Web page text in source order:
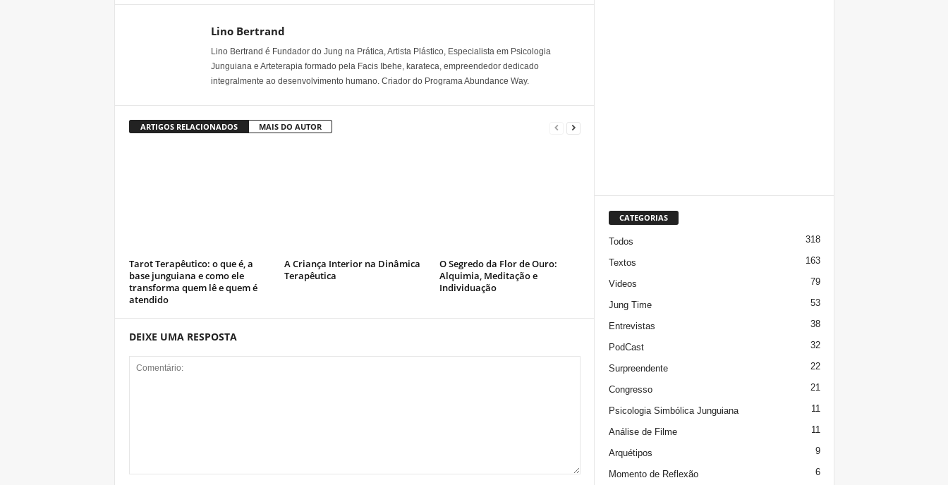
Lino Bertrand
Lino Bertrand é Fundador do Jung na Prática, Artista Plástico, Especialista em Psicologia
Junguiana e Arteterapia formado pela Facis Ibehe, karateca, empreendedor dedicado
integralmente ao desenvolvimento humano. Criador do Programa Abundance Way.
ARTIGOS RELACIONADOS MAIS DO AUTOR
Tarot Terapêutico: o que é, a
base junguiana e como ele
transforma quem lê e quem é
atendido
A Criança Interior na Dinâmica
Terapêutica
O Segredo da Flor de Ouro:
Alquimia, Meditação e
Individuação
DEIXE UMA RESPOSTA
CATEGORIAS
Todos 318
Textos 163
Videos 79
Jung Time 53
Entrevistas 38
PodCast 32
Surpreendente 22
Congresso 21
Psicologia Simbólica Junguiana 11
Análise de Filme 11
Arquétipos 9
Momento de Reflexão 6